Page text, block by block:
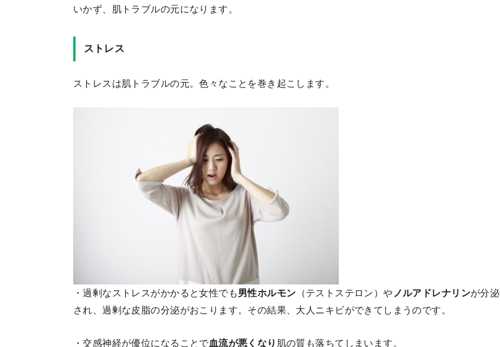
いかず、肌トラブルの元になります。
ストレス
ストレスは肌トラブルの元。色々なことを巻き起こします。
・過剰なストレスがかかると女性でも男性ホルモン （テストステロン）や ノルアドレナリンが分泌
され、過剰な皮脂の分泌がおこります。その結果、大人ニキビができてしまうのです。
・交感神経が優位になることで血流が悪くなり 肌の質も落ちてしまいます。